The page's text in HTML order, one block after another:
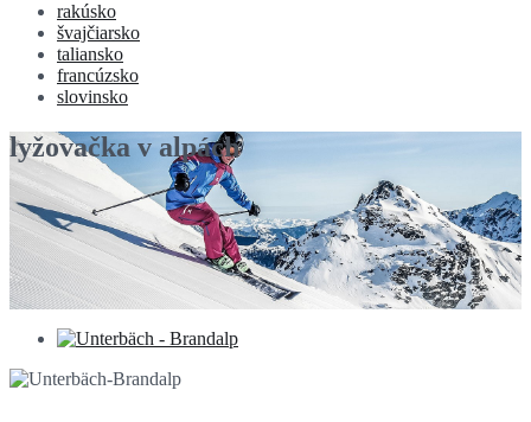
rakúsko
švajčiarsko
taliansko
francúzsko
slovinsko
lyžovačka v alpách